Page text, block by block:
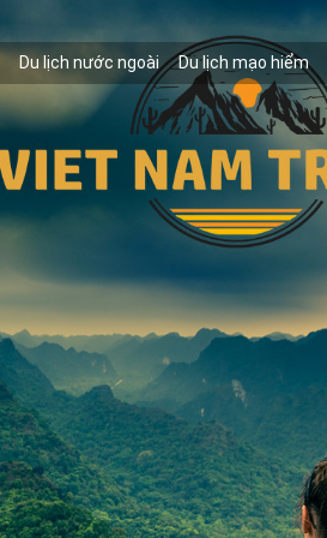
Du lịch nước ngoài Du lịch mạo hiểm